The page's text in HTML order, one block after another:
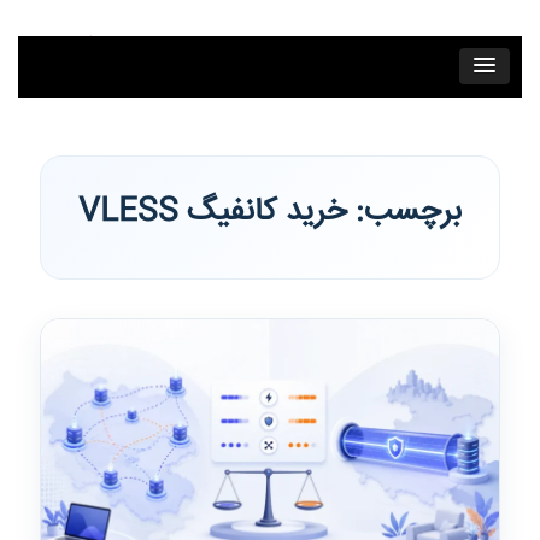
برچسب:خرید کانفیگ VLESS